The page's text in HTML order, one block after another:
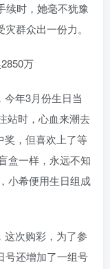
续时，她毫不犹豫
群众出一份力。
万
年3月份生日当
站时，心血来潮去
奖，但喜欢上了等
盒一样，永远不知
小希便用生日组成
这次购彩，为了参
号还增加了一组号